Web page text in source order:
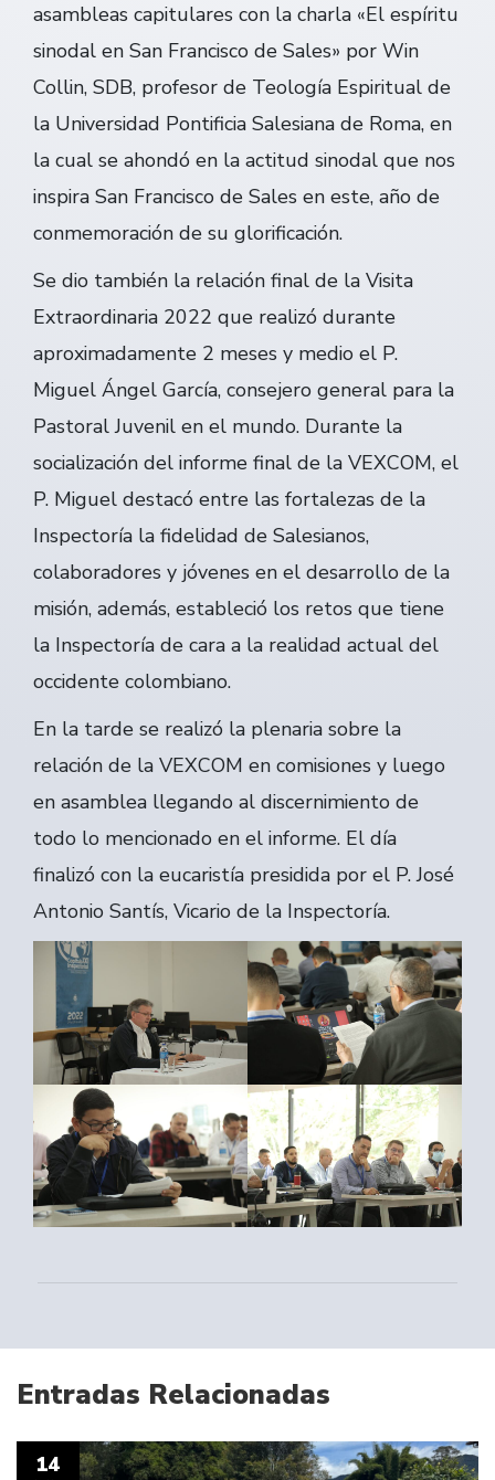
asambleas capitulares con la charla «El espíritu
sinodal en San Francisco de Sales» por Win
Collin, SDB, profesor de Teología Espiritual de
la Universidad Pontificia Salesiana de Roma, en
la cual se ahondó en la actitud sinodal que nos
inspira San Francisco de Sales en este, año de
conmemoración de su glorificación.
Se dio también la relación final de la Visita
Extraordinaria 2022 que realizó durante
aproximadamente 2 meses y medio el P.
Miguel Ángel García, consejero general para la
Pastoral Juvenil en el mundo. Durante la
socialización del informe final de la VEXCOM, el
P. Miguel destacó entre las fortalezas de la
Inspectoría la fidelidad de Salesianos,
colaboradores y jóvenes en el desarrollo de la
misión, además, estableció los retos que tiene
la Inspectoría de cara a la realidad actual del
occidente colombiano.
En la tarde se realizó la plenaria sobre la
relación de la VEXCOM en comisiones y luego
en asamblea llegando al discernimiento de
todo lo mencionado en el informe. El día
finalizó con la eucaristía presidida por el P. José
Antonio Santís, Vicario de la Inspectoría.
Entradas Relacionadas
14